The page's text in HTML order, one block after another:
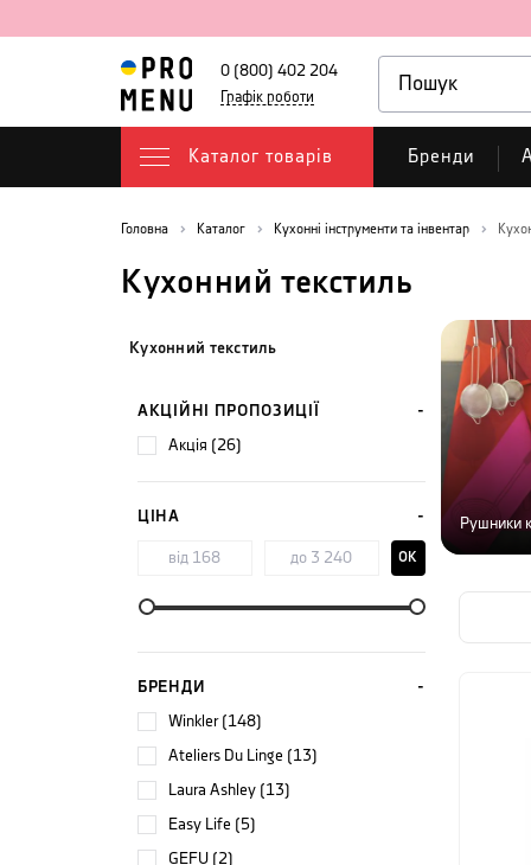
0 (800) 402 204
Графік роботи
Каталог товарів Бренди
Головна Каталог Кухонні інструменти та інвентар
Кухонний текстиль
Кухонний текстиль
АКЦІЙНІ ПРОПОЗИЦІЇ
акція (26)
ЦІНА
OK
БРЕНДИ
Winkler (148)
Ateliers Du Linge (13)
Laura Ashley (13)
Easy Life (5)
GEFU (2)
Рушники